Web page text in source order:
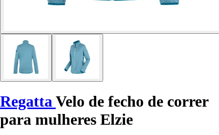
Regatta Velo de fecho de correr
para mulheres Elzie